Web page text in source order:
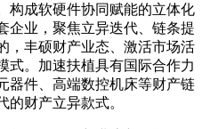
构成软硬件协同赋能的立体化
企业，聚焦立异迭代、链条提
，丰硕财产业态、激活市场活
式。加速扶植具有国际合作力
器件、高端数控机床等财产链
的财产立异款式。